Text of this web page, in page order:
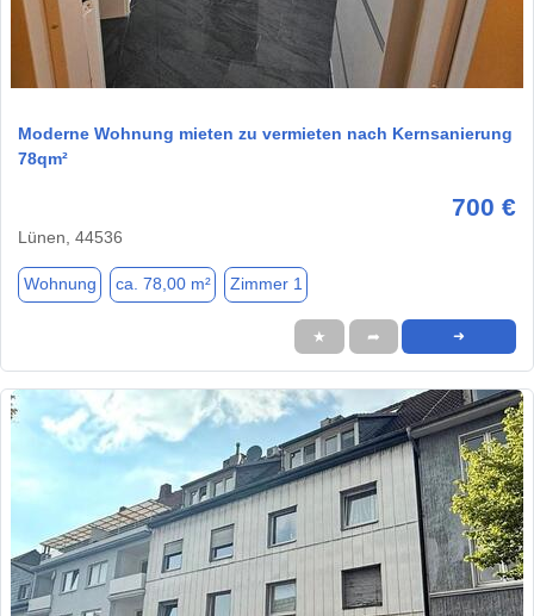
1 / 14
Moderne Wohnung mieten zu vermieten nach Kernsanierung
78qm²
700 €
Lünen, 44536
Wohnung ca. 78,00 m² Zimmer 1
★ ➦ ➜